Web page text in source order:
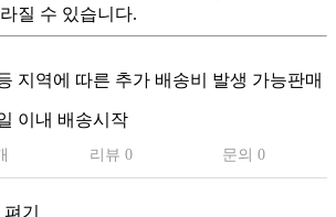
질 수 있습니다.
지역에 따른 추가 배송비 발생 가능판매
이내 배송시작
리뷰 0 문의 0